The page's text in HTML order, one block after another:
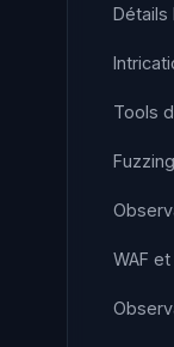
Détails
Tools
WAF